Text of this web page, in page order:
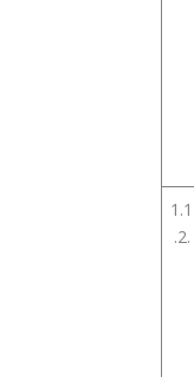
1.1
.2.